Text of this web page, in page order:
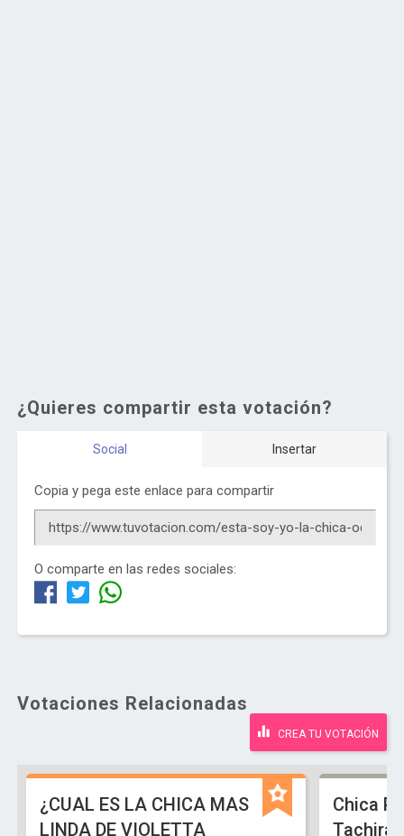
¿Quieres compartir esta votación?
Social Insertar
Copia y pega este enlace para compartir
O comparte en las redes sociales:
Votaciones Relacionadas
CREA TU VOTACIÓN
¿CUAL ES LA CHICA MAS
LINDA DE VIOLETTA
Chica
Tachira